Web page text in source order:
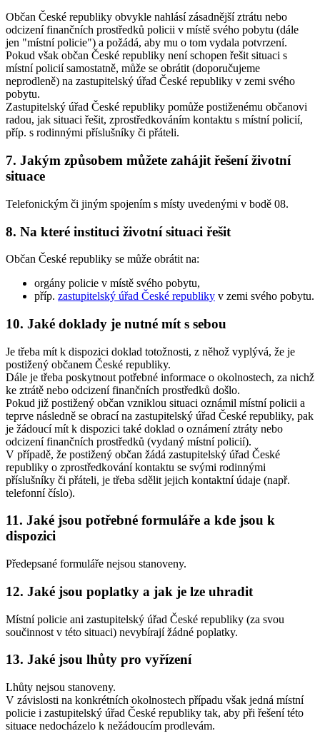
Občan České republiky obvykle nahlásí zásadnější ztrátu nebo
odcizení finančních prostředků policii v místě svého pobytu (dále
jen "místní policie") a požádá, aby mu o tom vydala potvrzení.
Pokud však občan České republiky není schopen řešit situaci s
místní policií samostatně, může se obrátit (doporučujeme
neprodleně) na zastupitelský úřad České republiky v zemi svého
pobytu.
Zastupitelský úřad České republiky pomůže postiženému občanovi
radou, jak situaci řešit, zprostředkováním kontaktu s místní policií,
příp. s rodinnými příslušníky či přáteli.
7. Jakým způsobem můžete zahájit řešení životní
situace
Telefonickým či jiným spojením s místy uvedenými v bodě 08.
8. Na které instituci životní situaci řešit
Občan České republiky se může obrátit na:
orgány policie v místě svého pobytu,
příp. zastupitelský úřad České republiky v zemi svého pobytu.
10. Jaké doklady je nutné mít s sebou
Je třeba mít k dispozici doklad totožnosti, z něhož vyplývá, že je
postižený občanem České republiky.
Dále je třeba poskytnout potřebné informace o okolnostech, za nichž
ke ztrátě nebo odcizení finančních prostředků došlo.
Pokud již postižený občan vzniklou situaci oznámil místní policii a
teprve následně se obrací na zastupitelský úřad České republiky, pak
je žádoucí mít k dispozici také doklad o oznámení ztráty nebo
odcizení finančních prostředků (vydaný místní policií).
V případě, že postižený občan žádá zastupitelský úřad České
republiky o zprostředkování kontaktu se svými rodinnými
příslušníky či přáteli, je třeba sdělit jejich kontaktní údaje (např.
telefonní číslo).
11. Jaké jsou potřebné formuláře a kde jsou k
dispozici
Předepsané formuláře nejsou stanoveny.
12. Jaké jsou poplatky a jak je lze uhradit
Místní policie ani zastupitelský úřad České republiky (za svou
součinnost v této situaci) nevybírají žádné poplatky.
13. Jaké jsou lhůty pro vyřízení
Lhůty nejsou stanoveny.
V závislosti na konkrétních okolnostech případu však jedná místní
policie i zastupitelský úřad České republiky tak, aby při řešení této
situace nedocházelo k nežádoucím prodlevám.